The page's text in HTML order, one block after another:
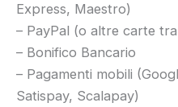
Express, Maestro)
– PayPal (o altre carte
– Bonifico Bancario
– Pagamenti mobili
Satispay, Scalapay)